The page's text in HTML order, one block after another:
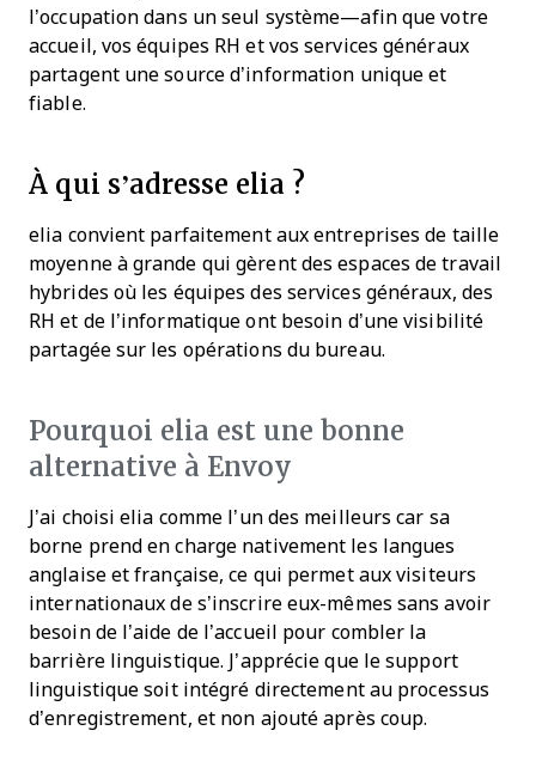
l’occupation dans un seul système—afin que votre
accueil, vos équipes RH et vos services généraux
partagent une source d’information unique et
fiable.
À qui s’adresse elia ?
elia convient parfaitement aux entreprises de taille
moyenne à grande qui gèrent des espaces de travail
hybrides où les équipes des services généraux, des
RH et de l’informatique ont besoin d’une visibilité
partagée sur les opérations du bureau.
Pourquoi elia est une bonne
alternative à Envoy
J’ai choisi elia comme l’un des meilleurs car sa
borne prend en charge nativement les langues
anglaise et française, ce qui permet aux visiteurs
internationaux de s’inscrire eux-mêmes sans avoir
besoin de l’aide de l’accueil pour combler la
barrière linguistique. J’apprécie que le support
linguistique soit intégré directement au processus
d’enregistrement, et non ajouté après coup.